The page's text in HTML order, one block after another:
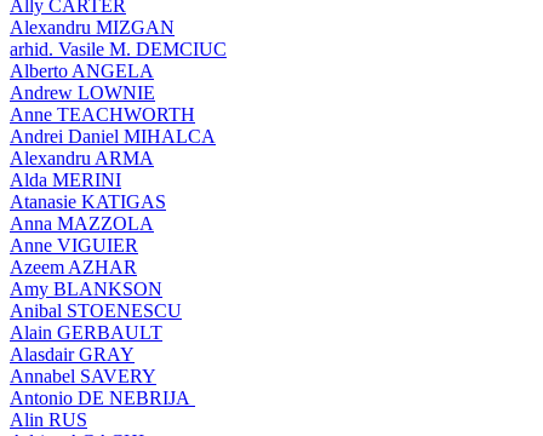
Ally CARTER
Alexandru MIZGAN
arhid. Vasile M. DEMCIUC
Alberto ANGELA
Andrew LOWNIE
Anne TEACHWORTH
Andrei Daniel MIHALCA
Alexandru ARMA
Alda MERINI
Atanasie KATIGAS
Anna MAZZOLA
Anne VIGUIER
Azeem AZHAR
Amy BLANKSON
Anibal STOENESCU
Alain GERBAULT
Alasdair GRAY
Annabel SAVERY
Antonio DE NEBRIJA
Alin RUS